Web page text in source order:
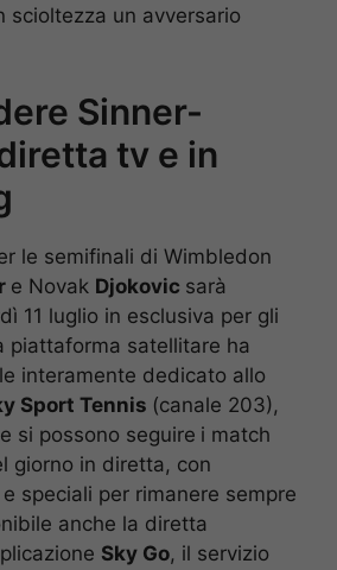
un avversario
Sinner-
tv e in
le semifinali di Wimbledon
e Novak Djokovic sarà
11 luglio in esclusiva per gli
piattaforma satellitare ha
interamente dedicato allo
Sport Tennis (canale 203),
si possono seguire i match
giorno in diretta, con
speciali per rimanere sempre
anche la diretta
Sky Go, il servizio